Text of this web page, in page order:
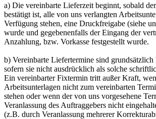
a) Die vereinbarte Lieferzeit beginnt, sobald
bestätigt ist, alle von uns verlangten
Verfügung stehen, eine Druckfreigabe (siehe
wurde und gegebenenfalls der Eingang der
Anzahlung, bzw. Vorkasse festgestellt wurde.
b) Vereinbarte Liefertermine sind
sofern sie nicht ausdrücklich als solche
Ein vereinbarter Fixtermin tritt außer Kraft,
Arbeitsunterlagen nicht zum vereinbarten
stehen oder wenn der von uns vorgesehene
Veranlassung des Auftraggebers nicht
(z.B. durch Veranlassung mehrerer